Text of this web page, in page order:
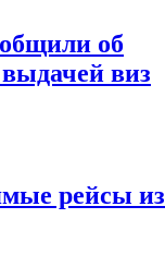
об
виз
рейсы